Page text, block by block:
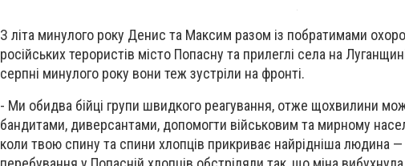
З літа минулого року Денис та Максим разом із побратимами
російських терористів місто Попасну та прилеглі села на
серпні минулого року вони теж зустріли на фронті.
- Ми обидва бійці групи швидкого реагування, отже щохвилини
бандитами, диверсантами, допомогти військовим та мирному
коли твою спину та спини хлопців прикриває найрідніша людина